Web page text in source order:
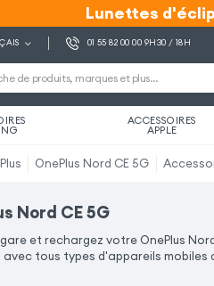
Lunettes
Lunettes
01 55 82 00 00 9H30 / 18H
ACCESSOIRES
APPLE
OnePlus Nord CE 5G
Nord CE 5G
et rechargez votre OnePlus
tous types d'appareils mobiles